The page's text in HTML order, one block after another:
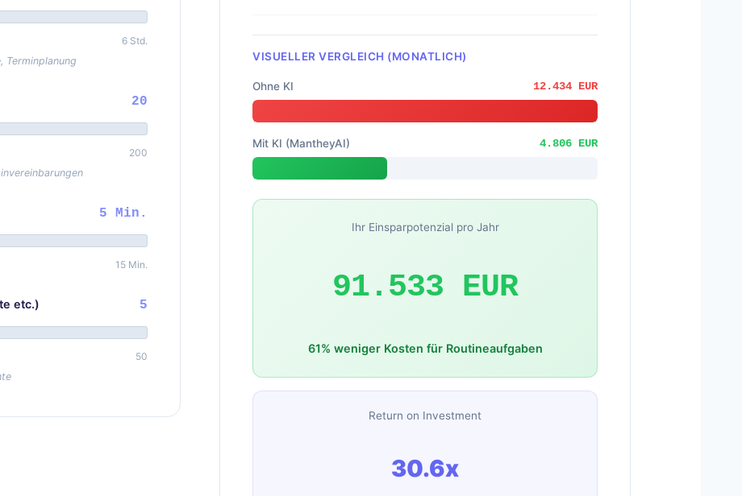
6 Std.
Terminplanung
20
200
5 Min.
15 Min.
etc.) 5
50
VISUELLER VERGLEICH (MONATLICH)
Ohne KI 12.434 EUR
Mit KI (MantheyAI) 4.806 EUR
Ihr Einsparpotenzial pro Jahr
91.533 EUR
61% weniger Kosten für Routineaufgaben
Return on Investment
30.6x